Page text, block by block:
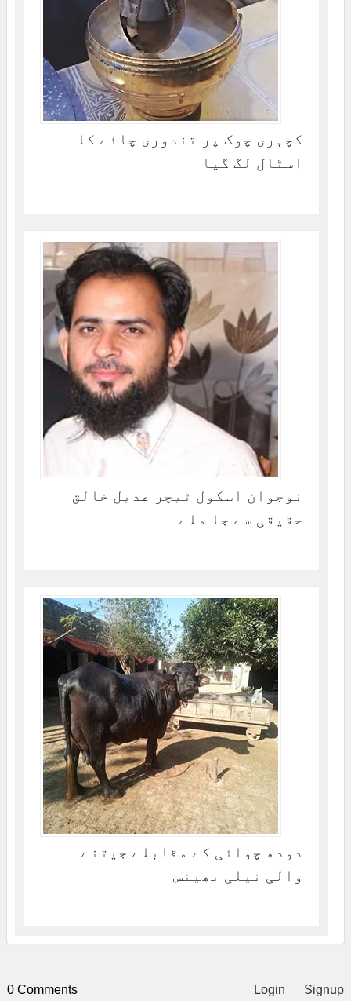
کچہری چوک پر تندوری چائے کا
اسٹال لگ گیا
نوجوان اسکول ٹیچر عدیل خالق
حقیقی سے جا ملے
دودھ چوائی کے مقابلے جیتنے
والی نیلی بھینس
0 Comments Login Signup